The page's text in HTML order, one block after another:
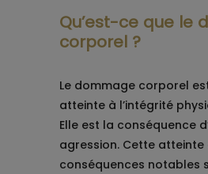
Qu’est-ce que le
corporel ?
Le dommage corporel
atteinte à l’intégrité
Elle est la conséquence
agression. Cette atteinte
conséquences notables